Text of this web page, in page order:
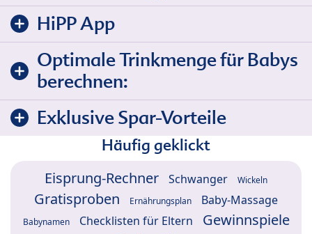
HiPP App
Optimale Trinkmenge für Babys
berechnen:
Exklusive Spar-Vorteile
Häufig geklickt
Eisprung-Rechner Schwanger Wickeln
Gratisproben Ernährungsplan Baby-Massage
Babynamen Checklisten für Eltern
Gewinnspiele